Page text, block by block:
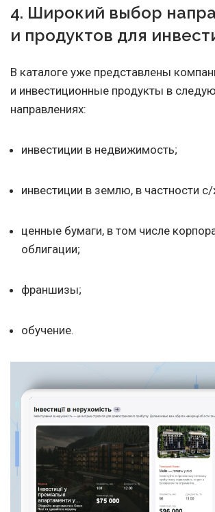
4. Широкий выбор
и продуктов для
В каталоге уже представлены
и инвестиционные продукты в
направлениях:
инвестиции в недвижимость;
инвестиции в землю, в частности с/
ценные бумаги, в том числе
облигации;
франшизы;
обучение.